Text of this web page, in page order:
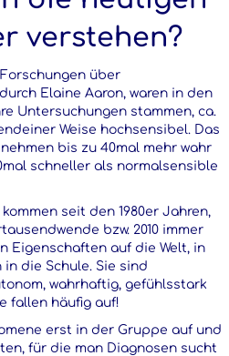
verstehen?
über
Elaine Aaron, waren in den
Untersuchungen stammen, ca.
Weise hochsensibel. Das
bis zu 40mal mehr wahr
schneller als normalsensible
seit den 1980er Jahren,
bzw. 2010 immer
Eigenschaften auf die Welt, in
die Schule. Sie sind
wahrhaftig, gefühlsstark
fallen häufig auf!
erst in der Gruppe auf und
für die man Diagnosen sucht